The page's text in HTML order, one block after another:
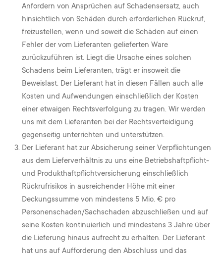
Anfordern von Ansprüchen auf Schadensersatz, auch
hinsichtlich von Schäden durch erforderlichen Rückruf,
freizustellen, wenn und soweit die Schäden auf einen
Fehler der vom Lieferanten gelieferten Ware
zurückzuführen ist. Liegt die Ursache eines solchen
Schadens beim Lieferanten, trägt er insoweit die
Beweislast. Der Lieferant hat in diesen Fällen auch alle
Kosten und Aufwendungen einschließlich der Kosten
einer etwaigen Rechtsverfolgung zu tragen. Wir werden
uns mit dem Lieferanten bei der Rechtsverteidigung
gegenseitig unterrichten und unterstützen.
Der Lieferant hat zur Absicherung seiner Verpflichtungen
aus dem Lieferverhältnis zu uns eine Betriebshaftpflicht-
und Produkthaftpflichtversicherung einschließlich
Rückrufrisikos in ausreichender Höhe mit einer
Deckungssumme von mindestens 5 Mio. € pro
Personenschaden/Sachschaden abzuschließen und auf
seine Kosten kontinuierlich und mindestens 3 Jahre über
die Lieferung hinaus aufrecht zu erhalten. Der Lieferant
hat uns auf Aufforderung den Abschluss und das